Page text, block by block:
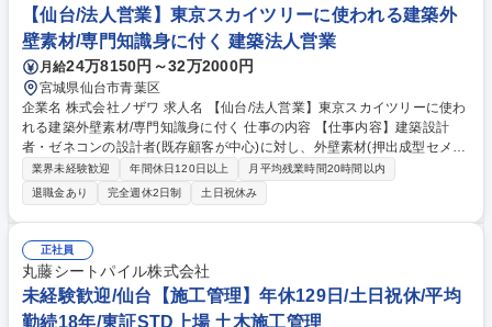
BnFE7rumdRc】 募集職種 【宮城/接客・調理】ピザーラエクスプレス★
第二新卒歓迎/研修充実/福利厚生◎
【仙台/法人営業】東京スカイツリーに使われる建築外
壁素材/専門知識身に付く 建築法人営業
月給24万8150円～32万2000円
宮城県仙台市青葉区
企業名 株式会社ノザワ 求人名 【仙台/法人営業】東京スカイツリーに使わ
れる建築外壁素材/専門知識身に付く 仕事の内容 【仕事内容】建築設計
者・ゼネコンの設計者(既存顧客が中心)に対し、外壁素材(押出成型セメン
ト板)の採用提案。提案後販売代理店を通して契約施工に関する営業支
援。■変更範囲:当社業務全般 【入社後】技術者相手で提案には製品知識が
必要不可欠のため、半年～1年は社内で製品知識を学ぶとともに、先輩社
員との同行から顧客との接点を持ちます。一通り覚えて一人前になるには
約3年程度。【魅力】顧客からは名の知れた存在であり代替品が少ない商
材。有名な建物の外壁としてカタチに残る仕事に携われます。 募集職種
【仙台/法人営業】東京スカイツリーに使われる建築外壁素材/専門知識身
に付く
業界未経験歓迎 年間休日120日以上
月平均残業時間20時間以内
退職金あり
完全週休2日制 土日祝休み
正社員
丸藤シートパイル株式会社
未経験歓迎/仙台【施工管理】年休129日/土日祝休/平均
勤続18年/東証STD上場 土木施工管理